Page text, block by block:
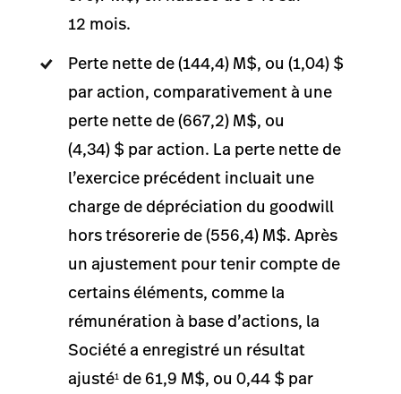
12 mois.
Perte nette de (144,4) M$, ou (1,04) $
par action, comparativement à une
perte nette de (667,2) M$, ou
(4,34) $ par action. La perte nette de
l’exercice précédent incluait une
charge de dépréciation du goodwill
hors trésorerie de (556,4) M$. Après
un ajustement pour tenir compte de
certains éléments, comme la
rémunération à base d’actions, la
Société a enregistré un résultat
ajusté1 de 61,9 M$, ou 0,44 $ par